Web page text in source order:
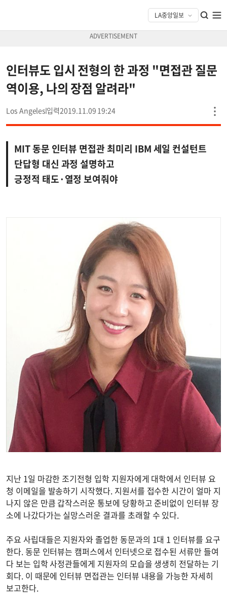
인터뷰도 입시 전형의 한 과정 "면접관 질문
역이용, 나의 장점 알려라"
Los Angeles 2019.11.09 19:24
MIT 동문 인터뷰 면접관 최미리 IBM 세일 컨설턴트
단답형 대신 과정 설명하고
긍정적 태도·열정 보여줘야
지난 1일 마감한 조기전형 입학 지원자에게 대학에서 인터뷰 요
청 이메일을 발송하기 시작했다. 지원서를 접수한 시간이 얼마 지
나지 않은 만큼 갑작스러운 통보에 당황하고 준비없이 인터뷰 장
소에 나갔다가는 실망스러운 결과를 초래할 수 있다.
주요 사립대들은 지원자와 졸업한 동문과의 1대 1 인터뷰를 요구
한다. 동문 인터뷰는 캠퍼스에서 인터넷으로 접수된 서류만 들여
다 보는 입학 사정관들에게 지원자의 모습을 생생히 전달하는 기
회다. 이 때문에 인터뷰 면접관는 인터뷰 내용을 가능한 자세히
보고한다.